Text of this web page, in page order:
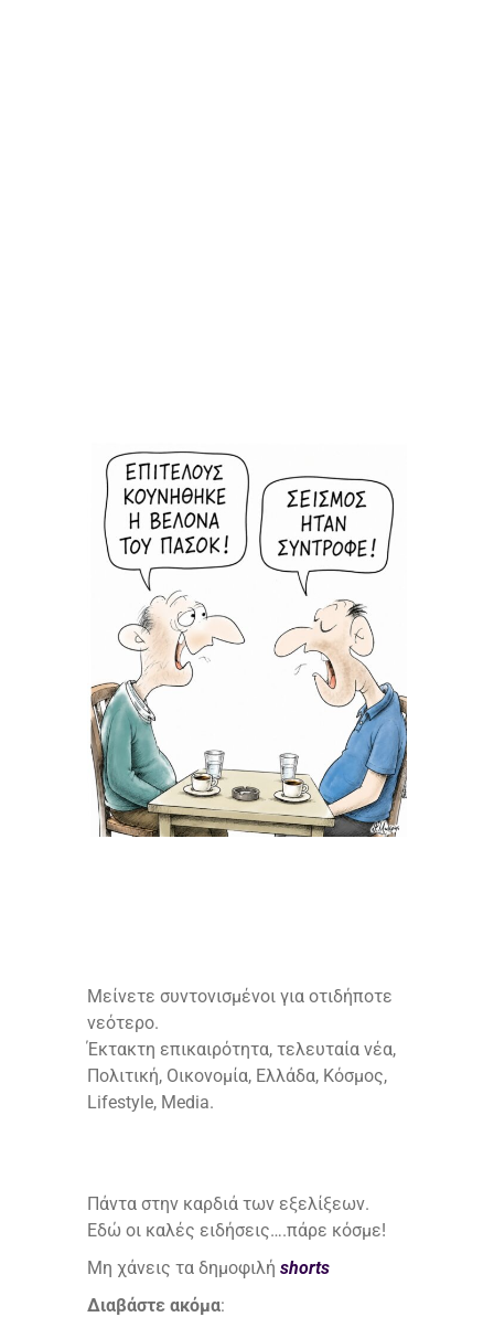
Μείνετε συντονισμένοι για οτιδήποτε
νεότερο.
Έκτακτη επικαιρότητα, τελευταία νέα,
Πολιτική, Οικονομία, Ελλάδα, Κόσμος,
Lifestyle, Media.
Πάντα στην καρδιά των εξελίξεων.
Εδώ οι καλές ειδήσεις….πάρε κόσμε!
Μη χάνεις τα δημοφιλή shorts
Διαβάστε ακόμα: